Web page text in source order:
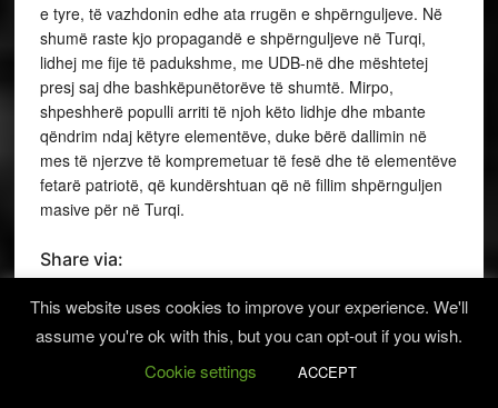
e tyre, të vazhdonin edhe ata rrugën e shpërnguljeve. Në
shumë raste kjo propagandë e shpërnguljeve në Turqi,
lidhej me fije të padukshme, me UDB-në dhe mështetej
presj saj dhe bashkëpunëtorëve të shumtë. Mirpo,
shpeshherë populli arriti të njoh këto lidhje dhe mbante
qëndrim ndaj këtyre elementëve, duke bërë dallimin në
mes të njerzve të kompremetuar të fesë dhe të elementëve
fetarë patriotë, që kundërshtuan që në fillim shpërnguljen
masive për në Turqi.
Share via:
Facebook Twitter Copy Link More
HISTORI
This website uses cookies to improve your experience. We'll
assume you're ok with this, but you can opt-out if you wish.
Cookie settings
ACCEPT